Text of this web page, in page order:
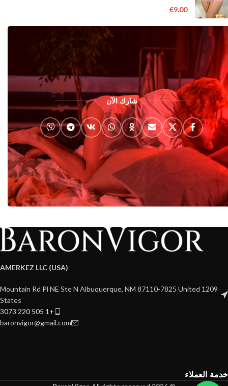
€9.00
شارك الآن
AMERKEZ LLC (USA)
1209 Mountain Rd Pl NE Ste N Albuquerque, NM 87110-7825 United
States
+1 505 220 3073
baronvigor@gmail.com
خدمة العملاء